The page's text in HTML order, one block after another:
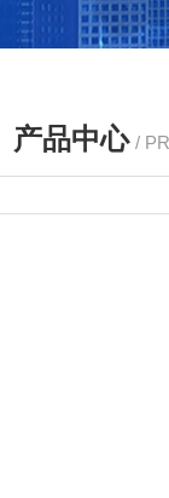
产品中心 /